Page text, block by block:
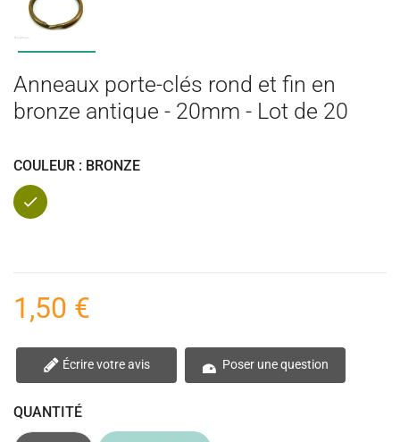
Anneaux porte-clés rond et fin en
bronze antique - 20mm - Lot de 20
COULEUR : BRONZE
Bronze
1,50 €
Écrire votre avis Poser une question
QUANTITÉ